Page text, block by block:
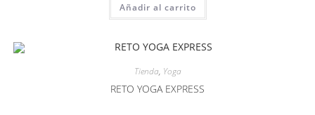
Añadir al carrito
Tienda, Yoga
RETO YOGA EXPRESS